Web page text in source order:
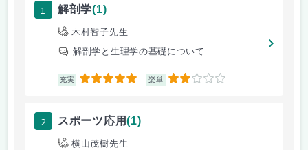
1 解剖学(1)
木村智子先生
解剖学と生理学の基礎について...
充実 5 楽単 2
2 スポーツ応用(1)
横山茂樹先生